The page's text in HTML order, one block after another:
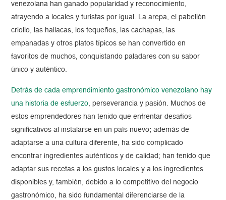
venezolana han ganado popularidad y reconocimiento,
atrayendo a locales y turistas por igual. La arepa, el pabellón
criollo, las hallacas, los tequeños, las cachapas, las
empanadas y otros platos típicos se han convertido en
favoritos de muchos, conquistando paladares con su sabor
único y auténtico.
Detrás de cada emprendimiento gastronómico venezolano hay
una historia de esfuerzo, perseverancia y pasión. Muchos de
estos emprendedores han tenido que enfrentar desafíos
significativos al instalarse en un país nuevo; además de
adaptarse a una cultura diferente, ha sido complicado
encontrar ingredientes auténticos y de calidad; han tenido que
adaptar sus recetas a los gustos locales y a los ingredientes
disponibles y, también, debido a lo competitivo del negocio
gastronómico, ha sido fundamental diferenciarse de la